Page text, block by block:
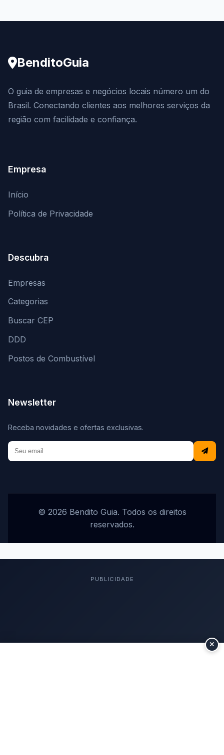
BenditoGuia
O guia de empresas e negócios locais número um do
Brasil. Conectando clientes aos melhores serviços da
região com facilidade e confiança.
Empresa
Início
Política de Privacidade
Descubra
Empresas
Categorias
Buscar CEP
DDD
Postos de Combustível
Newsletter
Receba novidades e ofertas exclusivas.
© 2026 Bendito Guia. Todos os direitos
reservados.